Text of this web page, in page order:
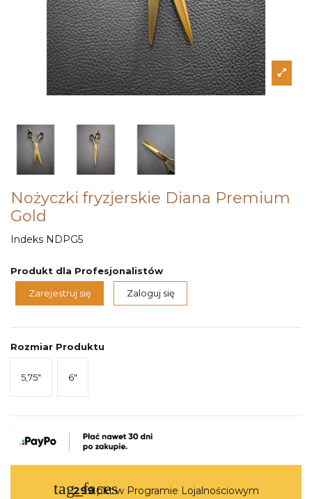
Nożyczki fryzjerskie Diana Premium
Gold
Indeks NDPG5
Produkt dla Profesjonalistów
Zarejestruj się
Zaloguj się
Rozmiar Produktu
5,75" 6"
tag_faces
299pkt w Programie Lojalnościowym